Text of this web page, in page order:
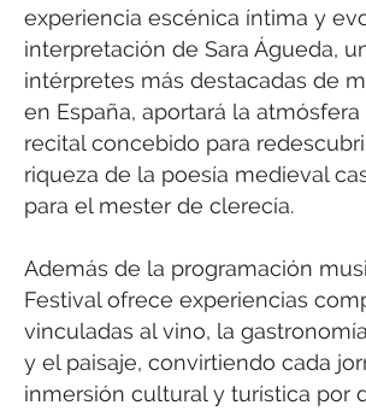
experiencia escénica íntima y
interpretación de Sara Águeda,
intérpretes más destacadas de
en España, aportará la
recital concebido para
riqueza de la poesía medieval
para el mester de clerecía.
Además de la programación
Festival ofrece experiencias
vinculadas al vino, la
y el paisaje, convirtiendo cada
inmersión cultural y turística por